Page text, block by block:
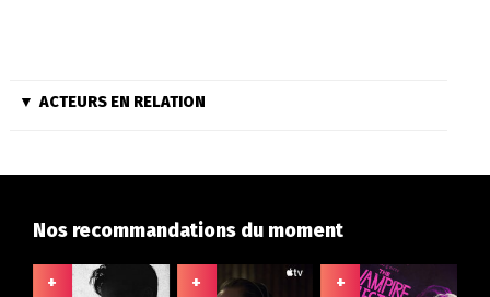
ACTEURS EN RELATION
Nos recommandations du moment
+ + +